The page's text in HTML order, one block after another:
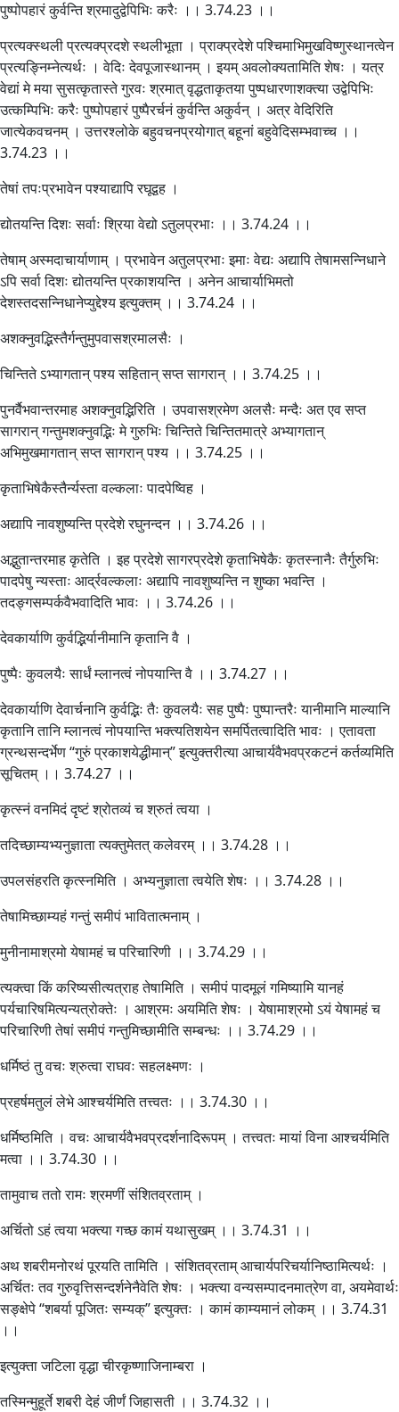
पुष्पोपहारं कुर्वन्ति श्रमादुद्वेपिभिः करैः ।। 3.74.23 ।।
प्रत्यक्स्थली प्रत्यक्प्रदशे स्थलीभूता । प्राक्प्रदेशे पश्चिमाभिमुखविष्णुस्थानत्वेन
प्रत्यङ्निम्नेत्यर्थः । वेदिः देवपूजास्थानम् । इयम् अवलोक्यतामिति शेषः । यत्र
वेद्यां मे मया सुसत्कृतास्ते गुरवः श्रमात् वृद्धताकृतया पुष्पधारणाशक्त्या उद्वेपिभिः
उत्कम्पिभिः करैः पुष्पोपहारं पुष्पैरर्चनं कुर्वन्ति अकुर्वन् । अत्र वेदिरिति
जात्येकवचनम् । उत्तरश्लोके बहुवचनप्रयोगात् बहूनां बहुवेदिसम्भवाच्च ।।
3.74.23 ।।
तेषां तपःप्रभावेन पश्याद्यापि रघूद्वह ।
द्योतयन्ति दिशः सर्वाः श्रिया वेद्यो ऽतुलप्रभाः ।। 3.74.24 ।।
तेषाम् अस्मदाचार्याणाम् । प्रभावेन अतुलप्रभाः इमाः वेद्यः अद्यापि तेषामसन्निधाने
ऽपि सर्वा दिशः द्योतयन्ति प्रकाशयन्ति । अनेन आचार्याभिमतो
देशस्तदसन्निधानेप्युद्देश्य इत्युक्तम् ।। 3.74.24 ।।
अशक्नुवद्भिस्तैर्गन्तुमुपवासश्रमालसैः ।
चिन्तिते ऽभ्यागतान् पश्य सहितान् सप्त सागरान् ।। 3.74.25 ।।
पुनर्वैभवान्तरमाह अशक्नुवद्भिरिति । उपवासश्रमेण अलसैः मन्दैः अत एव सप्त
सागरान् गन्तुमशक्नुवद्भिः मे गुरुभिः चिन्तिते चिन्तितमात्रे अभ्यागतान्
अभिमुखमागतान् सप्त सागरान् पश्य ।। 3.74.25 ।।
कृताभिषेकैस्तैर्न्यस्ता वल्कलाः पादपेष्विह ।
अद्यापि नावशुष्यन्ति प्रदेशे रघुनन्दन ।। 3.74.26 ।।
अद्भुतान्तरमाह कृतेति । इह प्रदेशे सागरप्रदेशे कृताभिषेकैः कृतस्नानैः तैर्गुरुभिः
पादपेषु न्यस्ताः आर्द्रवल्कलाः अद्यापि नावशुष्यन्ति न शुष्का भवन्ति ।
तदङ्गसम्पर्कवैभवादिति भावः ।। 3.74.26 ।।
देवकार्याणि कुर्वद्भिर्यानीमानि कृतानि वै ।
पुष्पैः कुवलयैः सार्धं म्लानत्वं नोपयान्ति वै ।। 3.74.27 ।।
देवकार्याणि देवार्चनानि कुर्वद्भिः तैः कुवलयैः सह पुष्पैः पुष्पान्तरैः यानीमानि माल्यानि
कृतानि तानि म्लानत्वं नोपयान्ति भक्त्यतिशयेन समर्पितत्वादिति भावः । एतावता
ग्रन्थसन्दर्भेण “गुरुं प्रकाशयेद्धीमान्” इत्युक्तरीत्या आचार्यवैभवप्रकटनं कर्तव्यमिति
सूचितम् ।। 3.74.27 ।।
कृत्स्नं वनमिदं दृष्टं श्रोतव्यं च श्रुतं त्वया ।
तदिच्छाम्यभ्यनुज्ञाता त्यक्तुमेतत् कलेवरम् ।। 3.74.28 ।।
उपलसंहरति कृत्स्नमिति । अभ्यनुज्ञाता त्वयेति शेषः ।। 3.74.28 ।।
तेषामिच्छाम्यहं गन्तुं समीपं भावितात्मनाम् ।
मुनीनामाश्रमो येषामहं च परिचारिणी ।। 3.74.29 ।।
त्यक्त्वा किं करिष्यसीत्यत्राह तेषामिति । समीपं पादमूलं गमिष्यामि यानहं
पर्यचारिषमित्यन्यत्रोक्तेः । आश्रमः अयमिति शेषः । येषामाश्रमो ऽयं येषामहं च
परिचारिणी तेषां समीपं गन्तुमिच्छामीति सम्बन्धः ।। 3.74.29 ।।
धर्मिष्ठं तु वचः श्रुत्वा राघवः सहलक्ष्मणः ।
प्रहर्षमतुलं लेभे आश्चर्यमिति तत्त्वतः ।। 3.74.30 ।।
धर्मिष्ठमिति । वचः आचार्यवैभवप्रदर्शनादिरूपम् । तत्त्वतः मायां विना आश्चर्यमिति
मत्वा ।। 3.74.30 ।।
तामुवाच ततो रामः श्रमणीं संशितव्रताम् ।
अर्चितो ऽहं त्वया भक्त्या गच्छ कामं यथासुखम् ।। 3.74.31 ।।
अथ शबरीमनोरथं पूरयति तामिति । संशितव्रताम् आचार्यपरिचर्यानिष्ठामित्यर्थः ।
अर्चितः तव गुरुवृत्तिसन्दर्शनेनैवेति शेषः । भक्त्या वन्यसम्पादनमात्रेण वा, अयमेवार्थः
सङ्क्षेपे “शबर्या पूजितः सम्यक्” इत्युक्तः । कामं काम्यमानं लोकम् ।। 3.74.31
।।
इत्युक्ता जटिला वृद्धा चीरकृष्णाजिनाम्बरा ।
तस्मिन्मुहूर्ते शबरी देहं जीर्णं जिहासती ।। 3.74.32 ।।